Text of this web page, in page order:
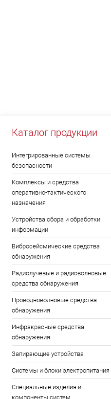
Каталог продукции
Интегрированные системы
безопасности
Комплексы и средства
оперативно-тактического
назначения
Устройства сбора и обработки
информации
Вибросейсмические средства
обнаружения
Радиолучевые и радиоволновые
средства обнаружения
Проводноволновые средства
обнаружения
Инфракрасные средства
обнаружения
Запирающие устройства
Системы и блоки электропитания
Специальные изделия и
компоненты систем